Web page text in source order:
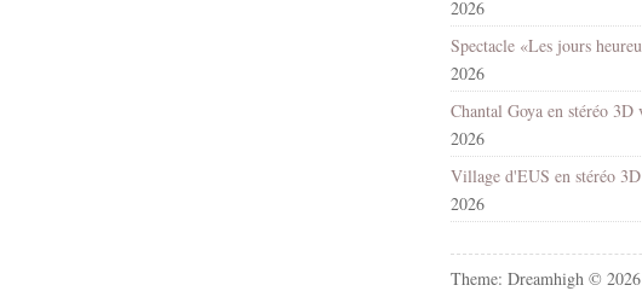
2026
2026
2026
2026
Theme: Dreamhigh © 2026